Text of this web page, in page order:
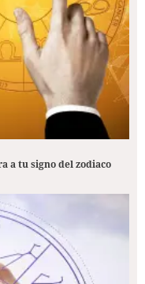
a tu signo del zodiaco